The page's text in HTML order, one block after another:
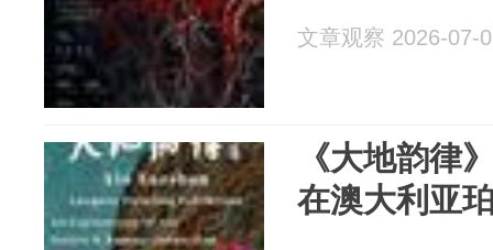
文章观察 2026-07-
《大地韵律
在澳大利亚